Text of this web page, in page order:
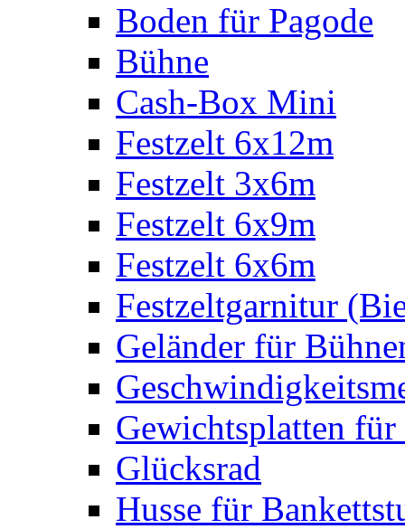
Boden für Pagode
Bühne
Cash-Box Mini
Festzelt 6x12m
Festzelt 3x6m
Festzelt 6x9m
Festzelt 6x6m
Festzeltgarnitur
Geländer für
Gewichtsplatten für
Glücksrad
Husse für